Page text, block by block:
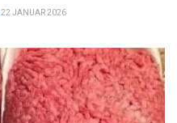
22 JANUAR 2026